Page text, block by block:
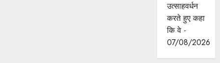
उत्साहवर्धन
करते हुए कहा
कि वे -
07/08/2026